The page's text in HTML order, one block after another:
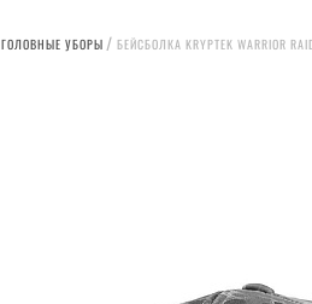
ГОЛОВНЫЕ УБОРЫ БЕЙСБОЛКА KRYPTEK WARRIOR